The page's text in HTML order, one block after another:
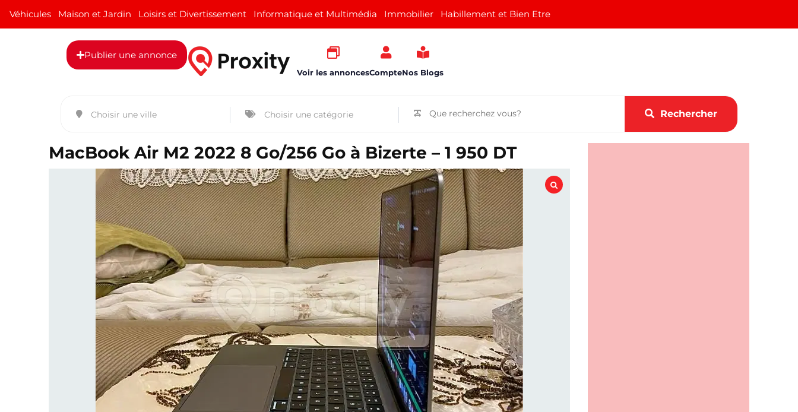
Véhicules Maison et Jardin Loisirs et Divertissement Informatique et Multimédia Immobilier Habillement et Bien Etre
Publier une annonce
Voir les annoncesCompteNos Blogs
Rechercher
MacBook Air M2 2022 8 Go/256 Go à Bizerte – 1 950 DT